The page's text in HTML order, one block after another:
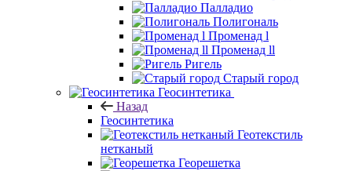
Палладио
Полигональ
Променад l
Променад ll
Ригель
Старый город
Геосинтетика
Назад
Геосинтетика
Геотекстиль
нетканый
Георешетка